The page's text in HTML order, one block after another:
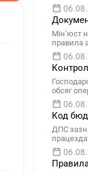
Мін’юст
правила
обсяг
Код
ДПС